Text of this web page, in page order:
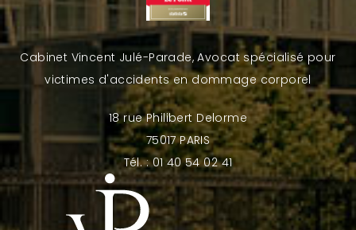
Cabinet Vincent Julé-Parade, Avocat spécialisé pour
victimes d'accidents en dommage corporel
18 rue Philibert Delorme
75017 PARIS
Tél. : 01 40 54 02 41